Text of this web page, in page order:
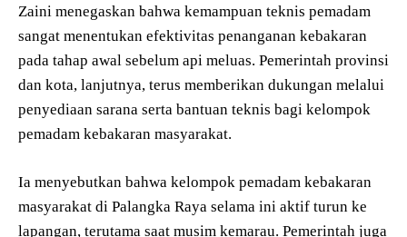
Zaini menegaskan bahwa kemampuan teknis pemadam
sangat menentukan efektivitas penanganan kebakaran
pada tahap awal sebelum api meluas. Pemerintah provinsi
dan kota, lanjutnya, terus memberikan dukungan melalui
penyediaan sarana serta bantuan teknis bagi kelompok
pemadam kebakaran masyarakat.
Ia menyebutkan bahwa kelompok pemadam kebakaran
masyarakat di Palangka Raya selama ini aktif turun ke
lapangan, terutama saat musim kemarau. Pemerintah juga